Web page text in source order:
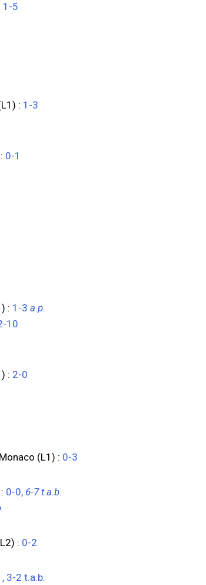
1-5
: 1-3
0-1
: 1-3 a.p.
10
: 2-0
(L1) : 0-3
0-0, 6-7 t.a.b.
: 0-2
3-2 t.a.b.